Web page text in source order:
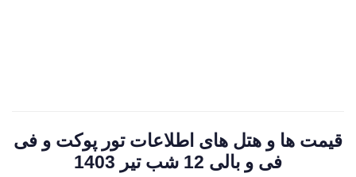
قیمت ها و هتل های اطلاعات تور پوکت و فی
فی و بالی 12 شب تیر 1403